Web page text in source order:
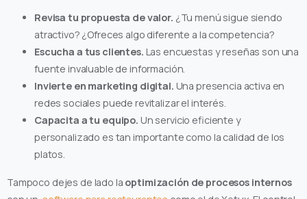
Revisa tu propuesta de valor. ¿Tu menú sigue siendo
atractivo? ¿Ofreces algo diferente a la competencia?
Escucha a tus clientes. Las encuestas y reseñas son una
fuente invaluable de información.
Invierte en marketing digital. Una presencia activa en
redes sociales puede revitalizar el interés.
Capacita a tu equipo. Un servicio eficiente y
personalizado es tan importante como la calidad de los
platos.
Tampoco dejes de lado la optimización de procesos internos